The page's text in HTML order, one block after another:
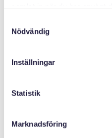
Nödvändig
Inställningar
Statistik
Marknadsföring